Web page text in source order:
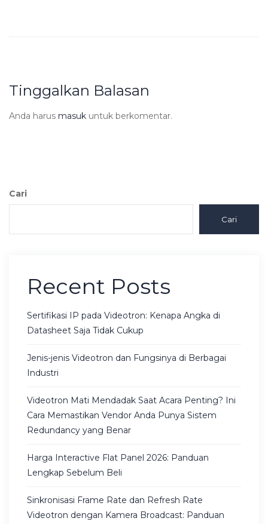
Tinggalkan Balasan
Anda harus masuk untuk berkomentar.
Cari
Cari
Recent Posts
Sertifikasi IP pada Videotron: Kenapa Angka di
Datasheet Saja Tidak Cukup
Jenis-jenis Videotron dan Fungsinya di Berbagai
Industri
Videotron Mati Mendadak Saat Acara Penting? Ini
Cara Memastikan Vendor Anda Punya Sistem
Redundancy yang Benar
Harga Interactive Flat Panel 2026: Panduan
Lengkap Sebelum Beli
Sinkronisasi Frame Rate dan Refresh Rate
Videotron dengan Kamera Broadcast: Panduan